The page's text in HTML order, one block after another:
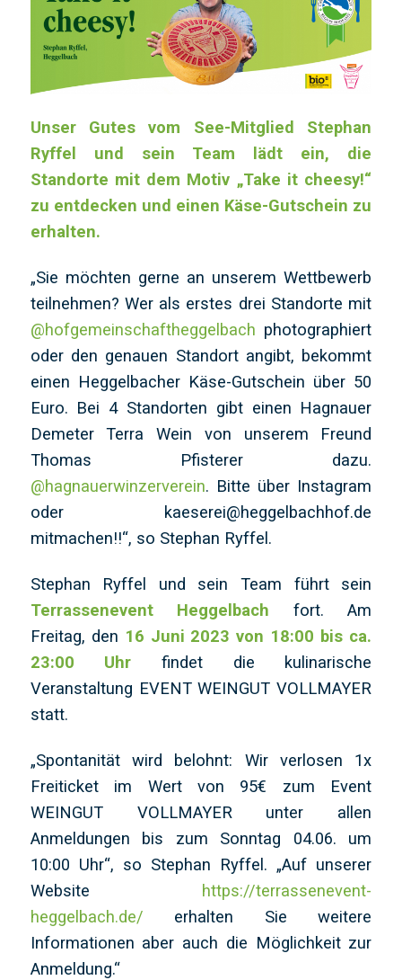
Unser Gutes vom See-Mitglied Stephan
Ryffel und sein Team lädt ein, die
Standorte mit dem Motiv „Take it cheesy!“
zu entdecken und einen Käse-Gutschein zu
erhalten.
„Sie möchten gerne an unserem Wettbewerb
teilnehmen? Wer als erstes drei Standorte mit
@hofgemeinschaftheggelbach photographiert
oder den genauen Standort angibt, bekommt
einen Heggelbacher Käse-Gutschein über 50
Euro. Bei 4 Standorten gibt einen Hagnauer
Demeter Terra Wein von unserem Freund
Thomas Pfisterer dazu.
@hagnauerwinzerverein. Bitte über Instagram
oder kaeserei@heggelbachhof.de
mitmachen!!“, so Stephan Ryffel.
Stephan Ryffel und sein Team führt sein
Terrassenevent Heggelbach fort. Am
Freitag, den 16 Juni 2023 von 18:00 bis ca.
23:00 Uhr findet die kulinarische
Veranstaltung EVENT WEINGUT VOLLMAYER
statt.
„Spontanität wird belohnt: Wir verlosen 1x
Freiticket im Wert von 95€ zum Event
WEINGUT VOLLMAYER unter allen
Anmeldungen bis zum Sonntag 04.06. um
10:00 Uhr“, so Stephan Ryffel. „Auf unserer
Website https://terrassenevent-
heggelbach.de/ erhalten Sie weitere
Informationen aber auch die Möglichkeit zur
Anmeldung.“